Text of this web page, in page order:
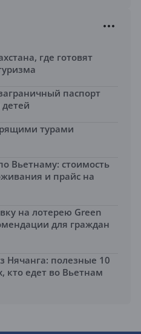
где готовят
паспорт
турами
Вьетнаму: стоимость
и прайс на
на лотерею Green
для граждан
Нячанга: полезные 10
кто едет во Вьетнам